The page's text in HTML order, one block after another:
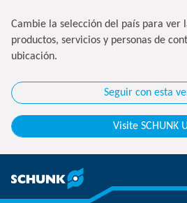
Cambie la selección del país para ver
productos, servicios y personas de
ubicación.
Seguir con esta
Visite SCHUNK